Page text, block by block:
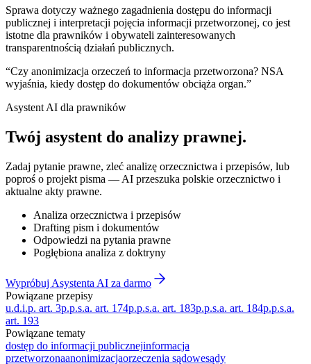
Sprawa dotyczy ważnego zagadnienia dostępu do informacji
publicznej i interpretacji pojęcia informacji przetworzonej, co jest
istotne dla prawników i obywateli zainteresowanych
transparentnością działań publicznych.
“Czy anonimizacja orzeczeń to informacja przetworzona? NSA
wyjaśnia, kiedy dostęp do dokumentów obciąża organ.”
Asystent AI dla prawników
Twój asystent do analizy prawnej.
Zadaj pytanie prawne, zleć analizę orzecznictwa i przepisów, lub
poproś o projekt pisma — AI przeszuka polskie orzecznictwo i
aktualne akty prawne.
Analiza orzecznictwa i przepisów
Drafting pism i dokumentów
Odpowiedzi na pytania prawne
Pogłębiona analiza z doktryny
Wypróbuj Asystenta AI za darmo
Powiązane przepisy
u.d.i.p. art. 3p.p.s.a. art. 174p.p.s.a. art. 183p.p.s.a. art. 184p.p.s.a.
art. 193
Powiązane tematy
dostęp do informacji publicznejinformacja
przetworzonaanonimizacjaorzeczenia sądowesądy